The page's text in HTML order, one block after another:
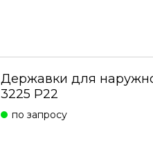
Державки для
3225 P22
по запросу